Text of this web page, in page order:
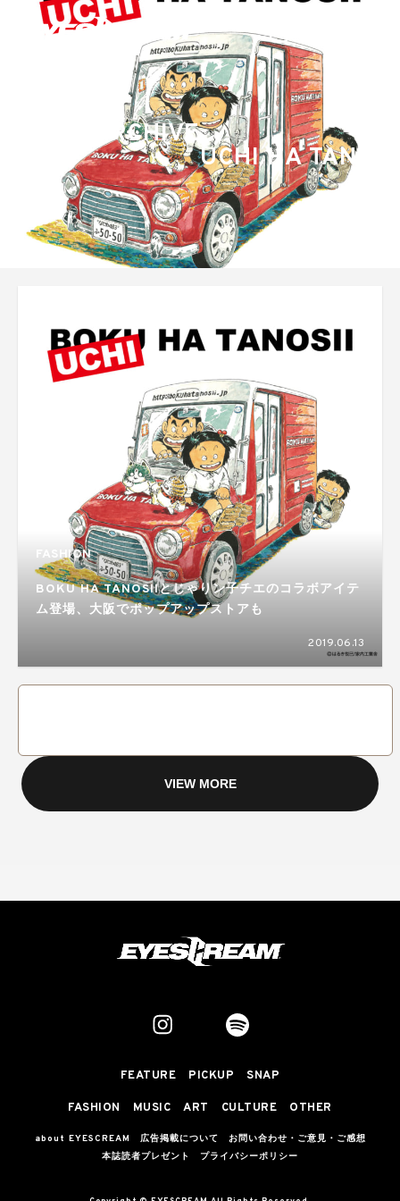
ARCHIVE
UCHI HA
FASHION
BOKU HA TANOSIIとじゃりン子チエのコラボアイテ
ム登場、大阪でポップアップストアも
2019.06.13
VIEW MORE
FEATURE PICKUP SNAP
FASHION MUSIC ART CULTURE OTHER
about EYESCREAM 広告掲載について
お問い合わせ・ご意見・ご感想
本誌読者プレゼント
プライバシーポリシー